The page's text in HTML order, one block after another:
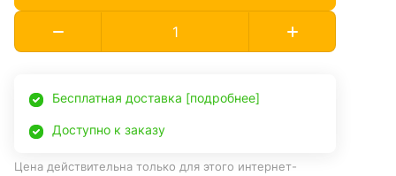
Бесплатная доставка [подробнее]
Доступно к заказу
Цена действительна только для этого интернет-